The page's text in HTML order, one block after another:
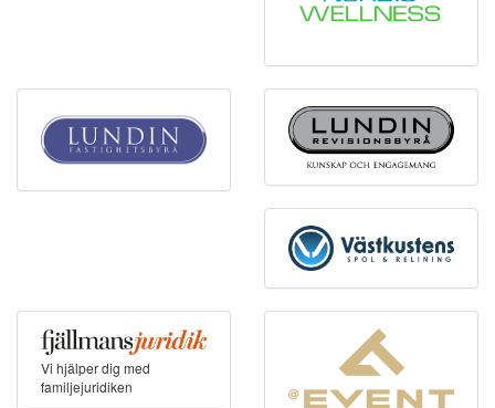
Vi hjälper dig med
familjejuridiken